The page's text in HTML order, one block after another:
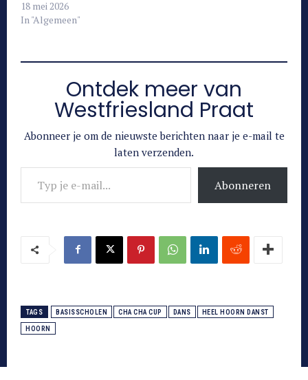
18 mei 2026
In "Algemeen"
Ontdek meer van
Westfriesland Praat
Abonneer je om de nieuwste berichten naar je e-mail te
laten verzenden.
Typ je e-mail...
Abonneren
TAGS BASISSCHOLEN CHA CHA CUP DANS HEEL HOORN DANST
HOORN